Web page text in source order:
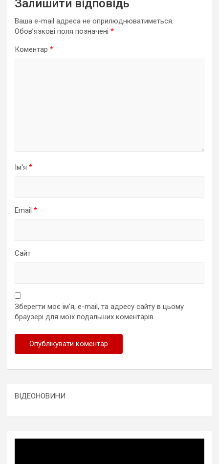
Залишити відповідь
Ваша e-mail адреса не оприлюднюватиметься.
Обов’язкові поля позначені *
Коментар *
Ім'я *
Email *
Сайт
Зберегти моє ім'я, e-mail, та адресу сайту в цьому
браузері для моїх подальших коментарів.
ВІДЕОНОВИНИ